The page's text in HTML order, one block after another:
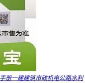
册一建建筑市政机电公路水利